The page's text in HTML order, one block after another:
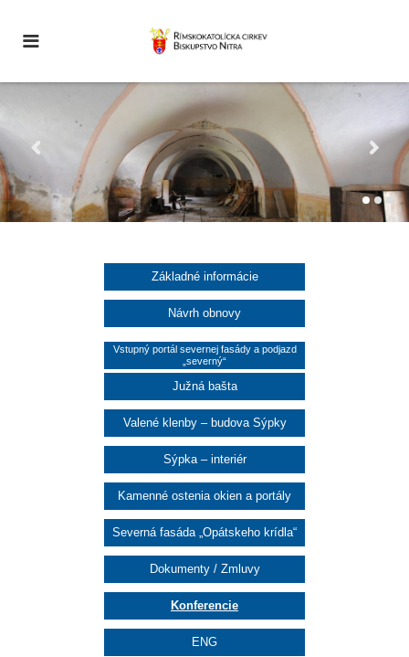
Základné informácie
Návrh obnovy
Vstupný portál severnej fasády a podjazd
„severný“
Južná bašta
Valené klenby – budova Sýpky
Sýpka – interiér
Kamenné ostenia okien a portály
Severná fasáda „Opátskeho krídla“
Dokumenty / Zmluvy
Konferencie
ENG